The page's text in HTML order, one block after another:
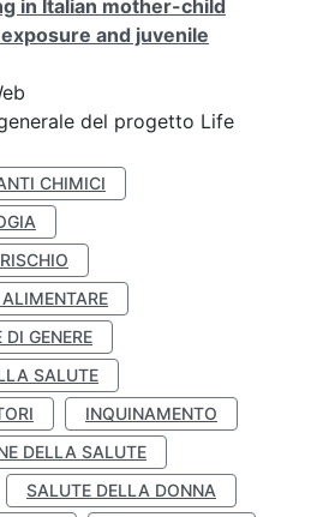
in Italian mother-child
and juvenile
del progetto Life
CHIMICI
DI GENERE
SALUTE
INQUINAMENTO
DELLA SALUTE
SALUTE DELLA DONNA